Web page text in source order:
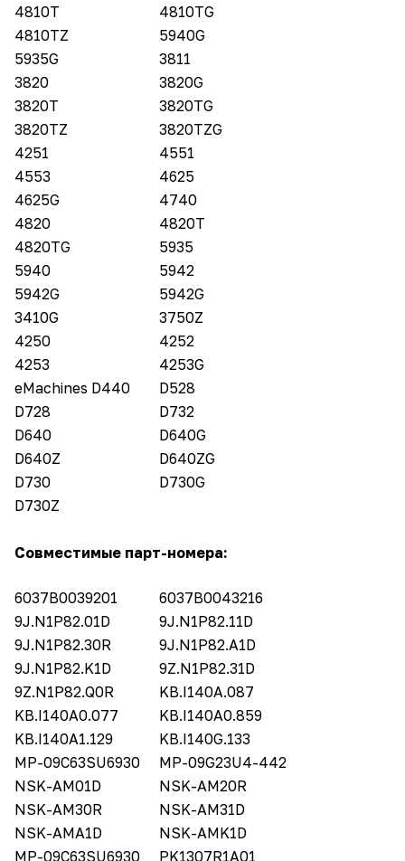
4810T
4810TG
4810TZ
5940G
5935G
3811
3820
3820G
3820T
3820TG
3820TZ
3820TZG
4251
4551
4553
4625
4625G
4740
4820
4820T
4820TG
5935
5940
5942
5942G
5942G
3410G
3750Z
4250
4252
4253
4253G
eMachines D440
D528
D728
D732
D640
D640G
D640Z
D640ZG
D730
D730G
D730Z
Совместимые парт-номера:
6037B0039201
6037B0043216
9J.N1P82.01D
9J.N1P82.11D
9J.N1P82.30R
9J.N1P82.A1D
9J.N1P82.K1D
9Z.N1P82.31D
9Z.N1P82.Q0R
KB.I140A.087
KB.I140A0.077
KB.I140A0.859
KB.I140A1.129
KB.I140G.133
MP-09C63SU6930
MP-09G23U4-442
NSK-AM01D
NSK-AM20R
NSK-AM30R
NSK-AM31D
NSK-AMA1D
NSK-AMK1D
MP-09C63SU6930
PK1307R1A01